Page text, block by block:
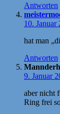
Antworten
10.
hat man
Antworten
9. Januar
aber nicht
Ring frei